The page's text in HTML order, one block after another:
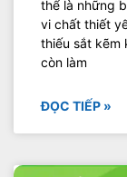
thể là những
vi chất thiết
thiếu sắt kẽm
còn làm
ĐỌC TIẾP »